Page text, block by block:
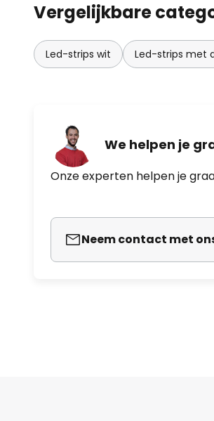
Vergelijkbare
Led-strips wit Led-strips met
We helpen je
Onze experten helpen je
Neem contact met